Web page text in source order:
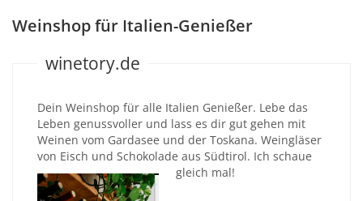
Weinshop für Italien-Genießer
winetory.de
Dein Weinshop für alle Italien Genießer. Lebe das
Leben genussvoller und lass es dir gut gehen mit
Weinen vom Gardasee und der Toskana. Weingläser
von Eisch und Schokolade aus Südtirol. Ich schaue
gleich mal!